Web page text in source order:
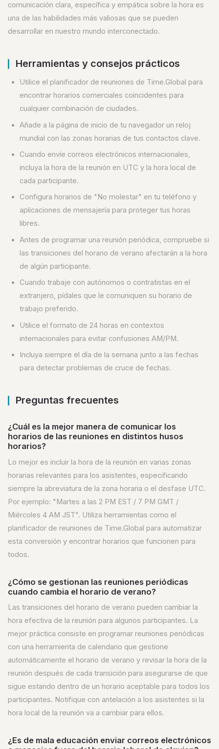
comunicación clara, específica y empática sobre la hora es
una de las habilidades más valiosas que se pueden
desarrollar en nuestro mundo interconectado.
Herramientas y consejos prácticos
Utilice el planificador de reuniones de Time.Global para
encontrar horarios comerciales coincidentes para
cualquier combinación de ciudades.
Añade a la página de inicio de tu navegador un reloj
mundial con las zonas horarias de tus contactos clave.
Cuando envíe correos electrónicos internacionales,
incluya la hora de la reunión en UTC y la hora local de
cada participante.
Configura horarios de "No molestar" en tu teléfono y
aplicaciones de mensajería para proteger tus horas
libres.
Antes de programar una reunión periódica, compruebe si
las transiciones del horario de verano afectarán a la hora
de algún participante.
Cuando trabaje con autónomos o contratistas en el
extranjero, pídales que le comuniquen su horario de
trabajo preferido.
Utilice el formato de 24 horas en contextos
internacionales para evitar confusiones AM/PM.
Incluya siempre el día de la semana junto a las fechas
para detectar problemas de cruce de fechas.
Preguntas frecuentes
¿Cuál es la mejor manera de comunicar los
horarios de las reuniones en distintos husos
horarios?
Lo mejor es incluir la hora de la reunión en varias zonas
horarias relevantes para los asistentes, especificando
siempre la abreviatura de la zona horaria o el desfase UTC.
Por ejemplo: "Martes a las 2 PM EST / 7 PM GMT /
Miércoles 4 AM JST". Utiliza herramientas como el
planificador de reuniones de Time.Global para automatizar
esta conversión y encontrar horarios que funcionen para
todos.
¿Cómo se gestionan las reuniones periódicas
cuando cambia el horario de verano?
Las transiciones del horario de verano pueden cambiar la
hora efectiva de la reunión para algunos participantes. La
mejor práctica consiste en programar reuniones periódicas
con una herramienta de calendario que gestione
automáticamente el horario de verano y revisar la hora de la
reunión después de cada transición para asegurarse de que
sigue estando dentro de un horario aceptable para todos los
participantes. Notifique con antelación a los asistentes si la
hora local de la reunión va a cambiar para ellos.
¿Es de mala educación enviar correos electrónicos